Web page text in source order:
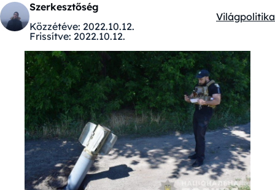
Szerkesztőség
Közzétéve: 2022.10.12.
Frissítve: 2022.10.12.
Kategóriák:
Világpolitika